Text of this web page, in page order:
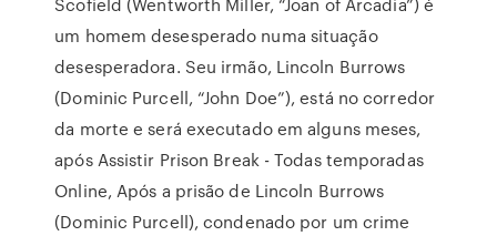
um homem desesperado numa situação
desesperadora. Seu irmão, Lincoln Burrows
(Dominic Purcell, “John Doe”), está no corredor
da morte e será executado em alguns meses,
após Assistir Prison Break - Todas temporadas
Online, Após a prisão de Lincoln Burrows
(Dominic Purcell), condenado por um crime